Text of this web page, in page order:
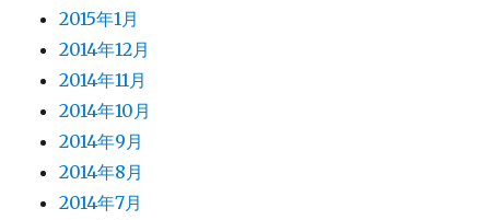
2015年1月
2014年12月
2014年11月
2014年10月
2014年9月
2014年8月
2014年7月